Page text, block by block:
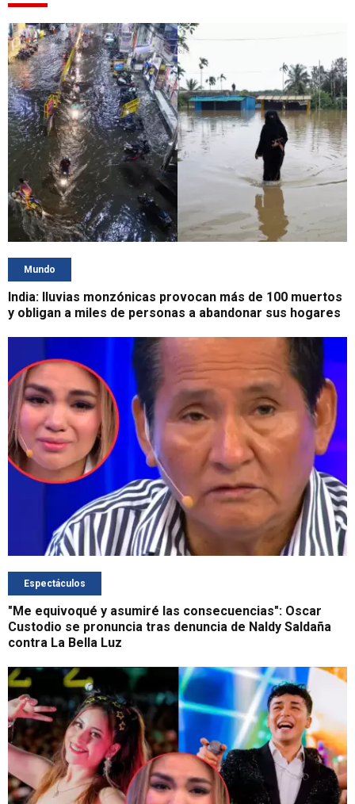
Mundo
India: lluvias monzónicas provocan más de 100 muertos
y obligan a miles de personas a abandonar sus hogares
Espectáculos
"Me equivoqué y asumiré las consecuencias": Oscar
Custodio se pronuncia tras denuncia de Naldy Saldaña
contra La Bella Luz